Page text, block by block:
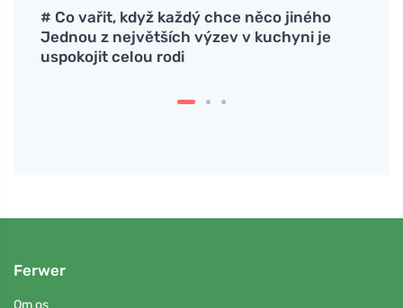
# Co vařit, když každý chce něco jiného
Jednou z největších výzev v kuchyni je
uspokojit celou rodi
Ferwer